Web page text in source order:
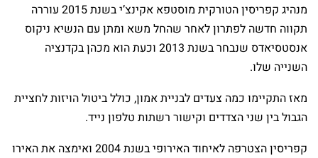
מנהיג קפריסין הטורקית מוסטפא אקינצ’י בשנת 2015 עוררה
תקווה חדשה לפתרון לאחר שהחל משא ומתן עם הנשיא ניקוס
אנסטסיאדס שנבחר בשנת 2013 וכעת הוא מכהן בקדנציה
השנייה שלו.
מאז התקיימו כמה צעדים לבניית אמון, כולל ביטול הויזות לחציית
הגבול בין שני הצדדים וקישור רשתות טלפון נייד.
קפריסין הצטרפה לאיחוד האירופי בשנת 2004 ואימצה את האירו